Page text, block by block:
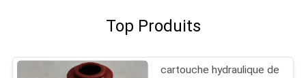
Top Produits
cartouche hydraulique de